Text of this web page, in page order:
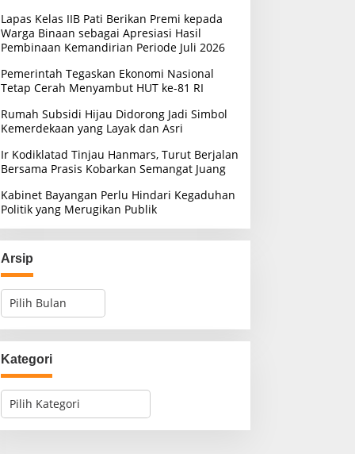
k
:
Lapas Kelas IIB Pati Berikan Premi kepada
Warga Binaan sebagai Apresiasi Hasil
Pembinaan Kemandirian Periode Juli 2026
Pemerintah Tegaskan Ekonomi Nasional
Tetap Cerah Menyambut HUT ke-81 RI
Rumah Subsidi Hijau Didorong Jadi Simbol
Kemerdekaan yang Layak dan Asri
Ir Kodiklatad Tinjau Hanmars, Turut Berjalan
Bersama Prasis Kobarkan Semangat Juang
Kabinet Bayangan Perlu Hindari Kegaduhan
Politik yang Merugikan Publik
Arsip
A
i
pKategori
K